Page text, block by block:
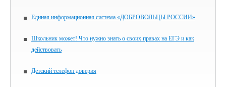
Единая информационная система «ДОБРОВОЛЬЦЫ РОССИИ»
Школьник может! Что нужно знать о своих правах на ЕГЭ и как
действовать
Детский телефон доверия